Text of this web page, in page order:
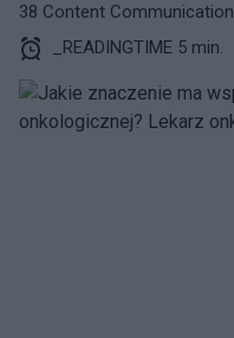
38 Content Communication
_READINGTIME 5 min.